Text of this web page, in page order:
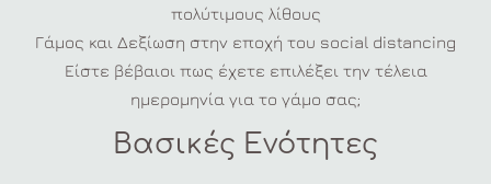
πολύτιμους λίθους
Γάμος και Δεξίωση στην εποχή του social distancing
Είστε βέβαιοι πως έχετε επιλέξει την τέλεια
ημερομηνία για το γάμο σας;
Βασικές Ενότητες